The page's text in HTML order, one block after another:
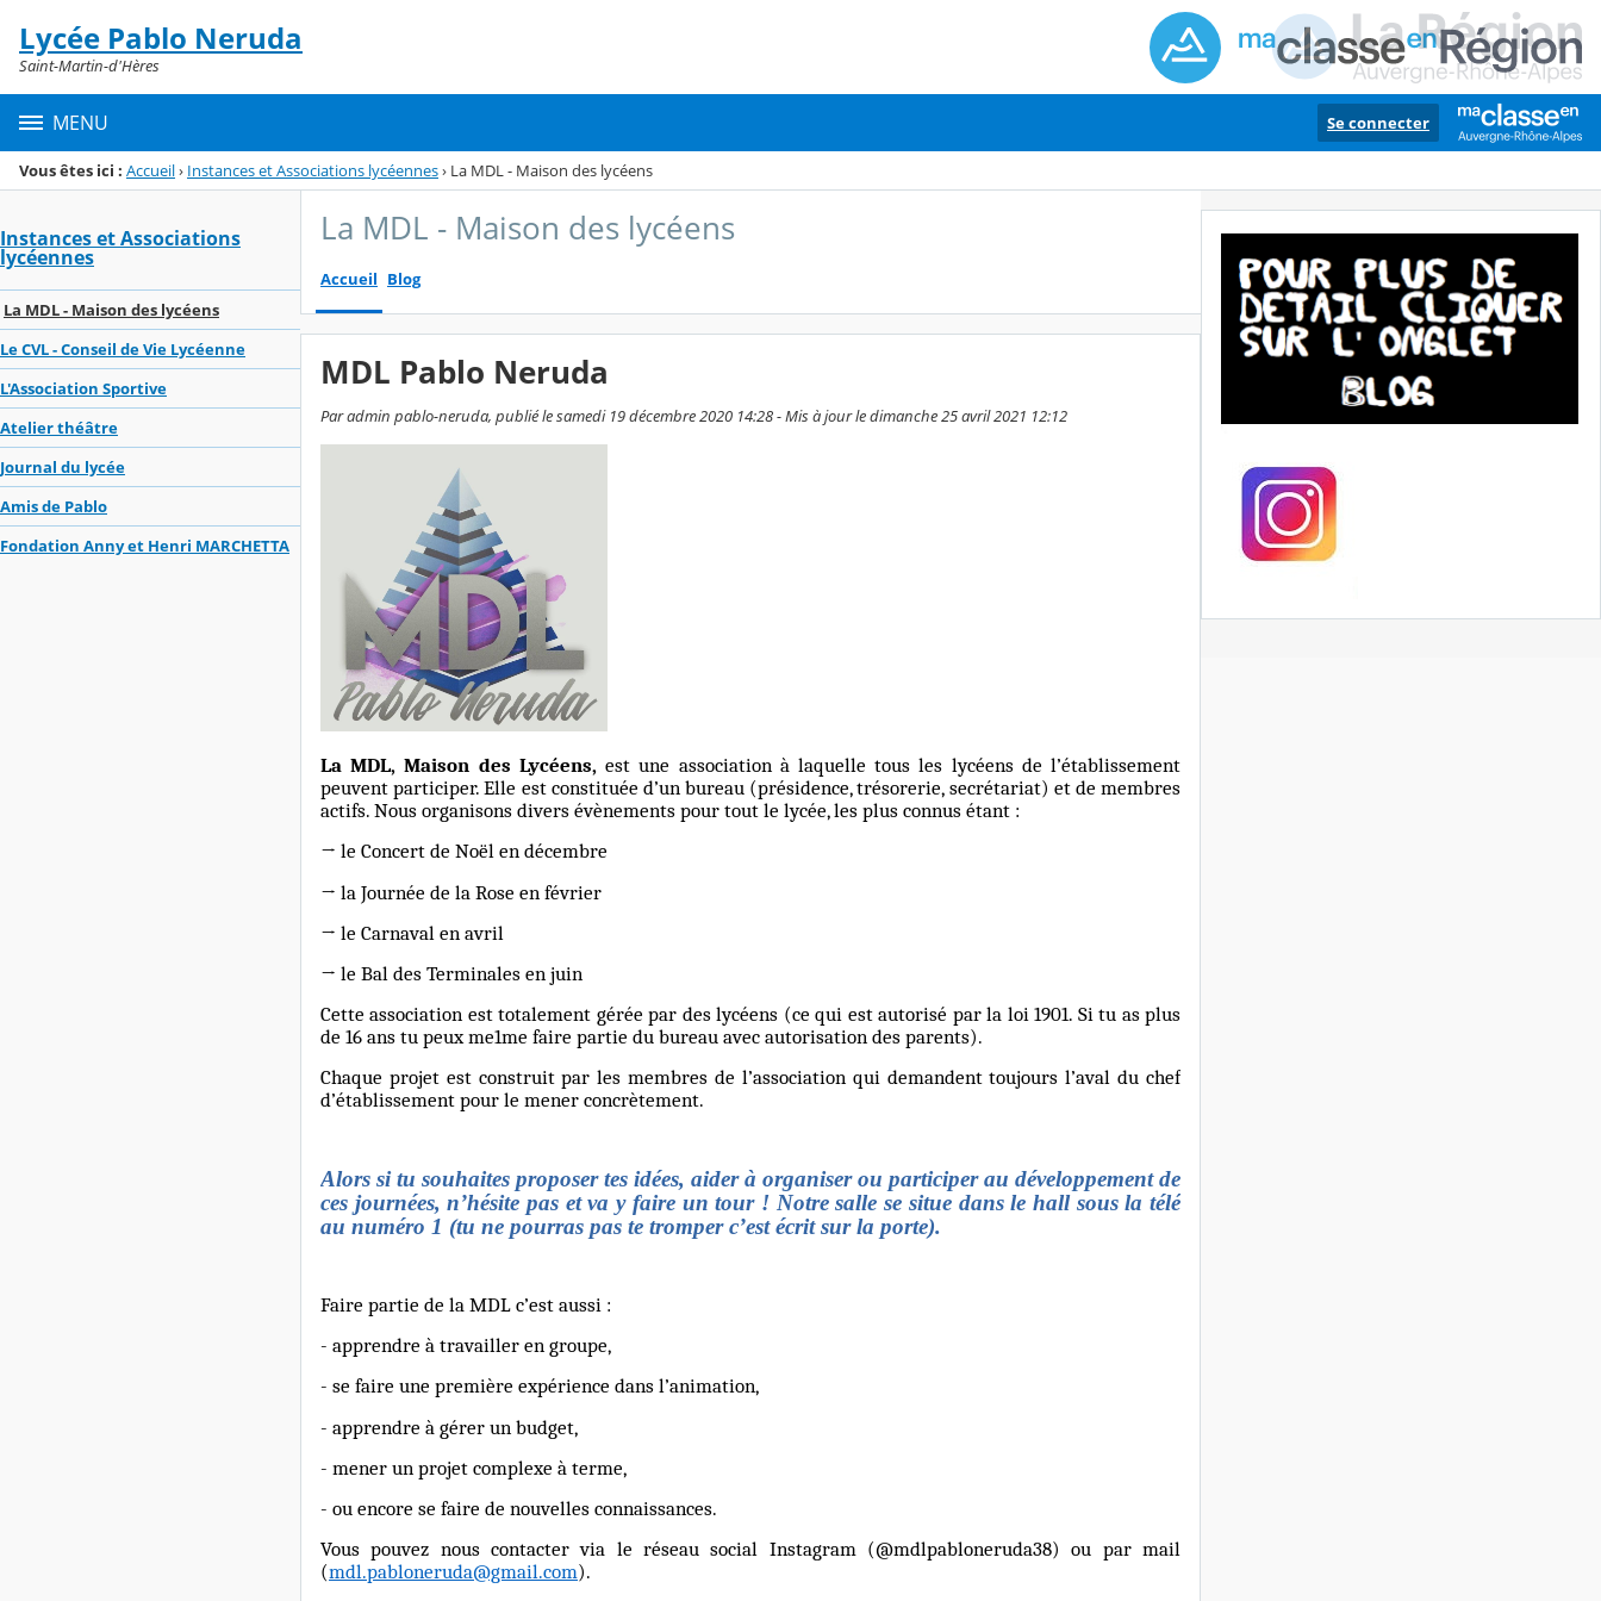
Menu de la rubrique
Contenu
Lycée Pablo Neruda
Saint-Martin-d'Hères
MENU Se connecter
Vous êtes ici : Accueil› Instances et Associations lycéennes› La MDL - Maison des lycéens
Instances et Associations
lycéennes
La MDL - Maison des lycéens
Le CVL - Conseil de Vie Lycéenne
L'Association Sportive
Atelier théâtre
Journal du lycée
Amis de Pablo
Fondation Anny et Henri MARCHETTA
La MDL - Maison des lycéens
Accueil Blog
MDL Pablo Neruda
Par admin pablo-neruda, publié le samedi 19 décembre 2020 14:28 - Mis à jour le dimanche 25 avril 2021 12:12
La MDL, Maison des Lycéens,est une association à laquelle tous les lycéens de l’établissement
peuvent participer. Elle est constituée d’un bureau (présidence, trésorerie, secrétariat) et de membres
actifs. Nous organisons divers évènements pour tout le lycée, les plus connus étant :
→ le Concert de Noël en décembre
→ la Journée de la Rose en février
→ le Carnaval en avril
→ le Bal des Terminales en juin
Cette association est totalement gérée par des lycéens (ce qui est autorisé par la loi 1901. Si tu as plus
de 16 ans tu peux me1me faire partie du bureau avec autorisation des parents).
Chaque projet est construit par les membres de l’association qui demandent toujours l’aval du chef
d’établissement pour le mener concrètement.
Alors si tu souhaites proposer tes idées, aider à organiser ou participer au développement de
ces journées, n’hésite pas et va y faire un tour ! Notre salle se situe dans le hall sous la télé
au numéro 1 (tu ne pourras pas te tromper c’est écrit sur la porte).
Faire partie de la MDL c’est aussi :
- apprendre à travailler en groupe,
- se faire une première expérience dans l’animation,
- apprendre à gérer un budget,
- mener un projet complexe à terme,
- ou encore se faire de nouvelles connaissances.
Vous pouvez nous contacter via le réseau social Instagram (@mdlpabloneruda38) ou par mail
(mdl.pabloneruda@gmail.com).